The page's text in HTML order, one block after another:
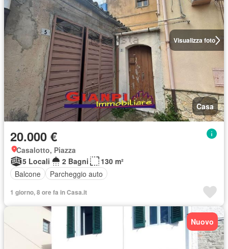
Visualizza foto
Casa
20.000 €
Casalotto, Piazza
5 Locali
2 Bagni
130 m²
Balcone
Parcheggio auto
1 giorno, 8 ore fa in Casa.it
Nuovo